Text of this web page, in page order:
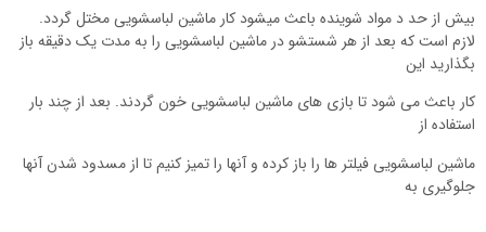
بیش از حد د مواد شوینده باعث میشود کار ماشین لباسشویی مختل گردد.
لازم است که بعد از هر شستشو در ماشین لباسشویی را به مدت یک دقیقه باز
بگذارید این
کار باعث می شود تا بازی های ماشین لباسشویی خون گردند. بعد از چند بار
استفاده از
ماشین لباسشویی فیلتر ها را باز کرده و آنها را تمیز کنیم تا از مسدود شدن آنها
جلوگیری به